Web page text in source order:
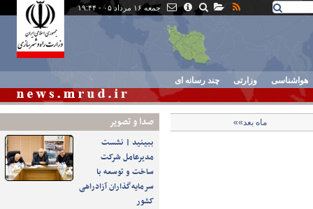
جمعه ۱۶ مرداد ۰۵ - ۱۹:۴۴
هواشناسی وزارتی چند رسانه ای
صدا و تصوير
ببینید | نشست
مدیرعامل شرکت
ساخت و توسعه با
سرمایه‌گذاران آزادراهی
کشور
ماه بعد»»